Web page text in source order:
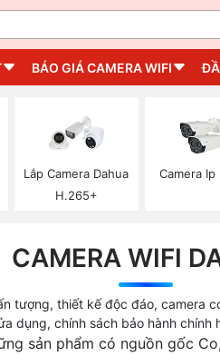
BÁO GIÁ CAMERA WIFI
Lắp Camera Dahua
H.265+
Camera Ip
CAMERA WIFI
tượng, thiết kế độc đáo, camera
dụng, chính sách bảo hành chính
sản phẩm có nguồn gốc